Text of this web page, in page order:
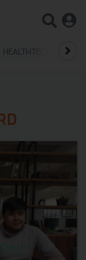
HEALTHTECH